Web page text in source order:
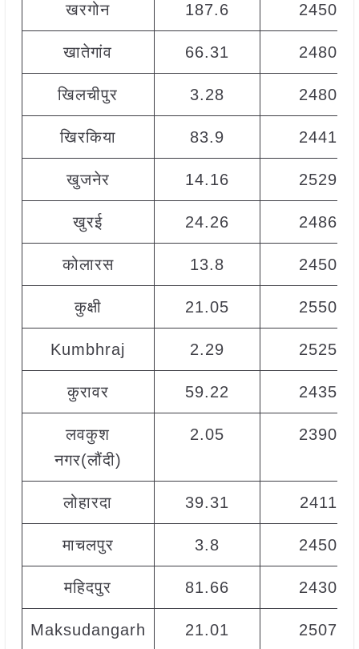
खरगोन 187.6 2450
खातेगांव 66.31 2480
खिलचीपुर 3.28 2480
खिरकिया 83.9 2441
खुजनेर 14.16 2529
खुरई 24.26 2486
कोलारस 13.8 2450
कुक्षी 21.05 2550
Kumbhraj 2.29 2525
कुरावर 59.22 2435
लवकुश
नगर(लौंदी)
2.05 2390
लोहारदा 39.31 2411
माचलपुर 3.8 2450
महिदपुर 81.66 2430
Maksudangarh 21.01 2507